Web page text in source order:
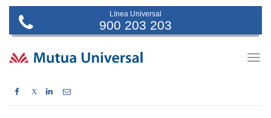
Línea Universal
900 203 203
X